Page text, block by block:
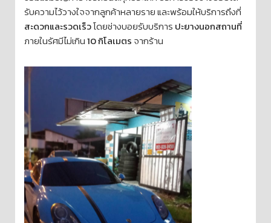
รับความไว้วางใจจากลูกค้าหลายราย และพร้อมให้บริการถึงที่
สะดวกและรวดเร็วโดยช่างบอยรับบริการ ปะยางนอกสถานที่
ภายในรัศมีไม่เกิน10 กิโลเมตร จากร้าน